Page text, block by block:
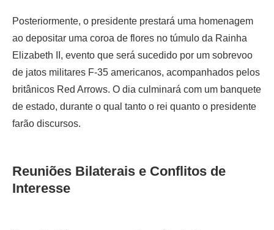
Posteriormente, o presidente prestará uma homenagem
ao depositar uma coroa de flores no túmulo da Rainha
Elizabeth II, evento que será sucedido por um sobrevoo
de jatos militares F-35 americanos, acompanhados pelos
britânicos Red Arrows. O dia culminará com um banquete
de estado, durante o qual tanto o rei quanto o presidente
farão discursos.
Reuniões Bilaterais e Conflitos de
Interesse